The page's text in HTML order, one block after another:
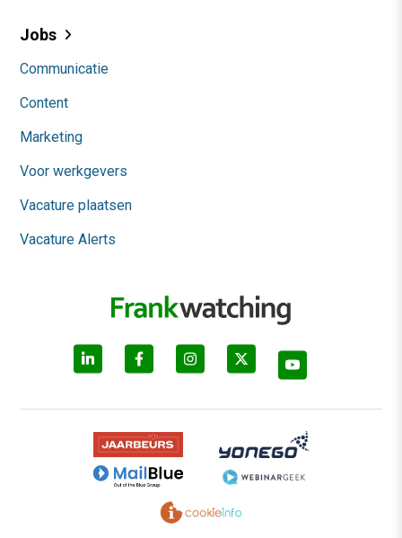
Jobs
Communicatie
Content
Marketing
Voor werkgevers
Vacature plaatsen
Vacature Alerts